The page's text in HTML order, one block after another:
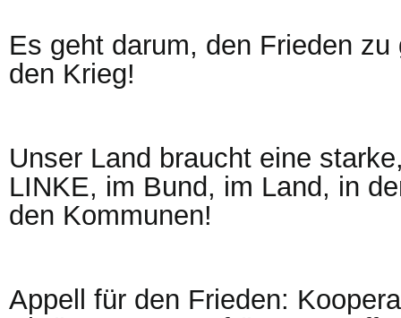
Es geht darum, den Frieden
den Krieg!
Unser Land braucht eine
LINKE, im Bund, im Land, in
den Kommunen!
Appell für den Frieden: